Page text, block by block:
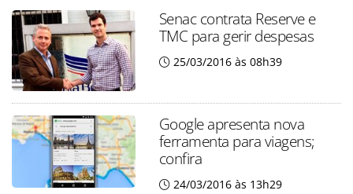
Senac contrata Reserve e
TMC para gerir despesas
25/03/2016 às 08h39
Google apresenta nova
ferramenta para viagens;
confira
24/03/2016 às 13h29